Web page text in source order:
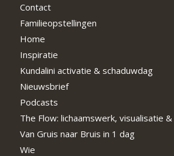
Contact
Familieopstellingen
Home
Inspiratie
Kundalini activatie & schaduwdag
Nieuwsbrief
Podcasts
The Flow: lichaamswerk, visualisatie
Van Gruis naar Bruis in 1 dag
Wie